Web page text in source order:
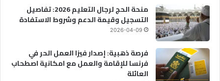
منحة الحج لرجال التعليم 2026: تفاصيل
التسجيل وقيمة الدعم وشروط الاستفادة
2026-04-09
فرصة ذهبية: إصدار فيزا العمل الحر في
فرنسا للإقامة والعمل مع امكانية اصطحاب
العائلة